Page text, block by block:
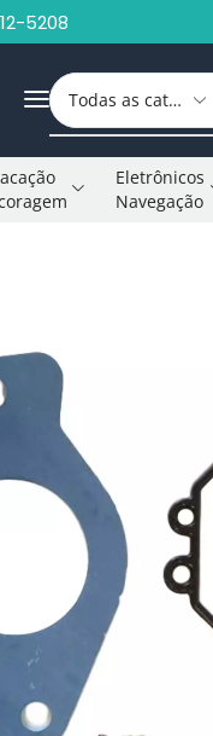
5208
Eletrônicos
Navegação